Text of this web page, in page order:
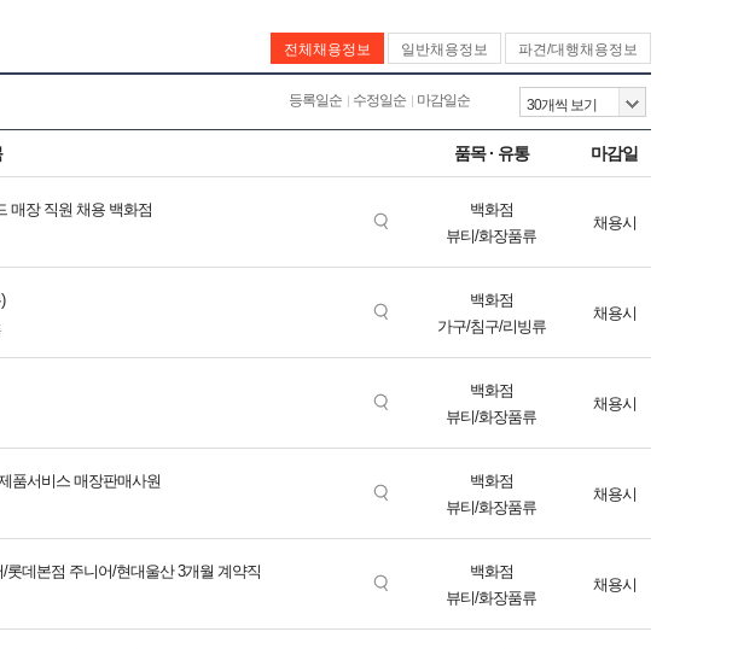
전체채용정보 일반채용정보 파견/대행채용정보
등록일순 수정일순 마감일순
품목 · 유통 마감일
매장 직원 채용 백화점
백화점
뷰티/화장품류
채용시
백화점
가구/침구/리빙류
채용시
백화점
뷰티/화장품류
채용시
품서비스 매장판매사원
백화점
뷰티/화장품류
채용시
데본점 주니어/현대울산 3개월 계약직
백화점
뷰티/화장품류
채용시